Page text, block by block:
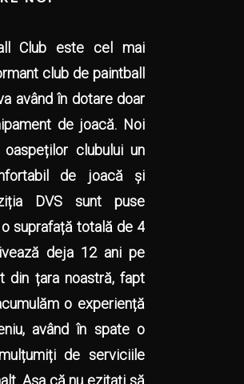
Club este cel mai
club de paintball
având în dotare doar
de joacă. Noi
clubului un
de joacă și
DVS sunt puse
suprafață totală de 4
deja 12 ani pe
din țara noastră, fapt
o experiență
având în spate o
de serviciile
Așa că nu ezitați să